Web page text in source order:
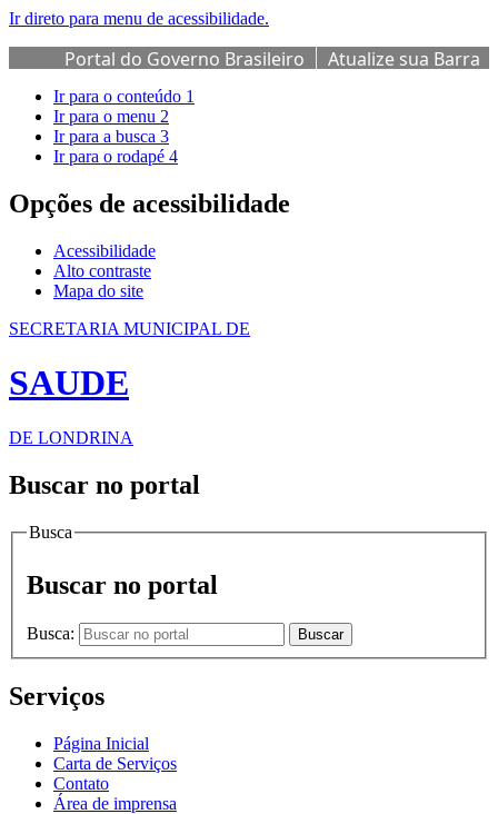
Ir direto para menu de acessibilidade.
Portal do Governo Brasileiro
Atualize sua Barra
de Governo
Ir para o conteúdo 1
Ir para o menu 2
Ir para a busca 3
Ir para o rodapé 4
Opções de acessibilidade
Acessibilidade
Alto contraste
Mapa do site
SECRETARIA MUNICIPAL DE
SAUDE
DE LONDRINA
Buscar no portal
Busca
Buscar no portal
Busca: Buscar
Serviços
Página Inicial
Carta de Serviços
Contato
Área de imprensa